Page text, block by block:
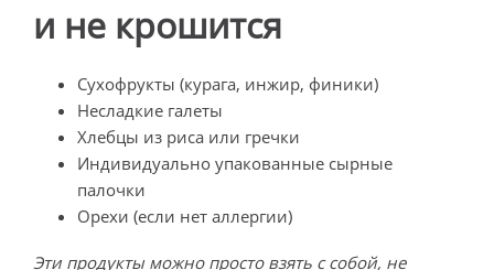
и не крошится
Сухофрукты (курага, инжир, финики)
Несладкие галеты
Хлебцы из риса или гречки
Индивидуально упакованные сырные
палочки
Орехи (если нет аллергии)
Эти продукты можно просто взять с собой, не